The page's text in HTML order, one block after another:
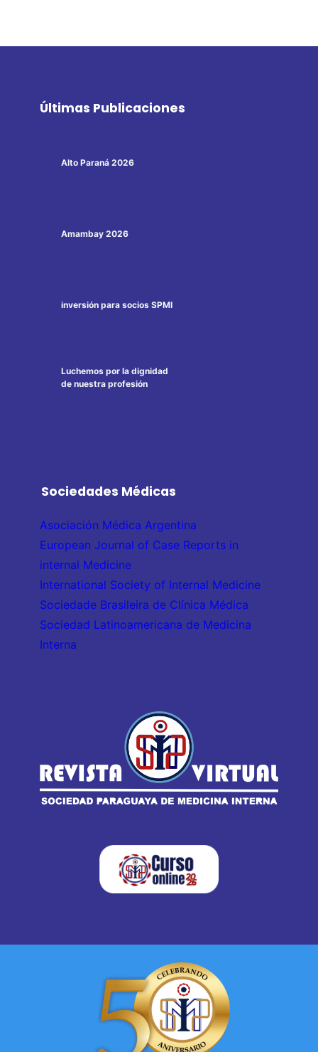
Últimas Publicaciones
Alto Paraná 2026
Amambay 2026
inversión para socios SPMI
Luchemos por la dignidad
de nuestra profesión
Sociedades Médicas
Asociación Médica Argentina
European Journal of Case Reports in
internal Medicine
International Society of Internal Medicine
Sociedade Brasileira de Clínica Médica
Sociedad Latinoamericana de Medicina
Interna